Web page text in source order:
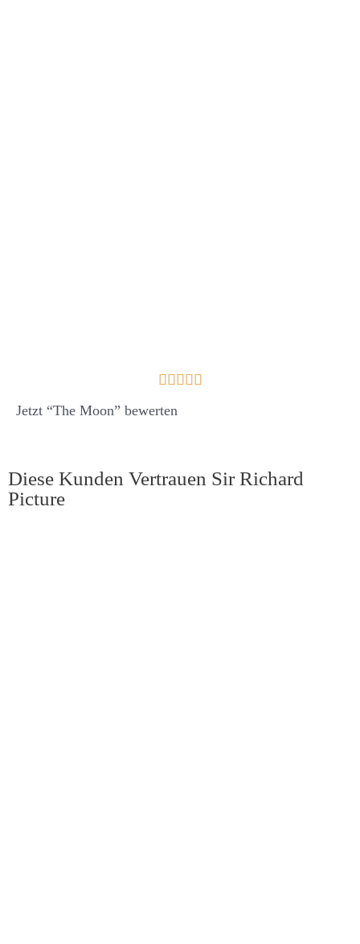

Jetzt “The Moon” bewerten
Diese Kunden Vertrauen Sir Richard
Picture